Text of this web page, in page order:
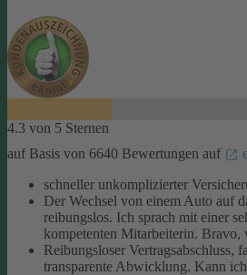
4.3 von 5 Sternen
auf Basis von 6640 Bewertungen auf
schneller unkomplizierter
Der Wechsel von einem Auto auf
reibungslos. Ich sprach mit einer
kompetenten Mitarbeiterin. Bravo,
Reibungsloser Vertragsabschluss,
transparente Abwicklung. Kann